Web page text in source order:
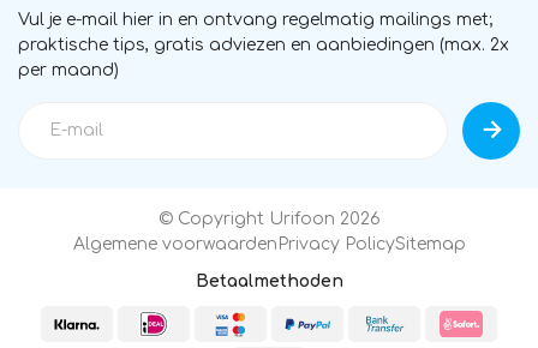
Vul je e-mail hier in en ontvang regelmatig mailings met;
praktische tips, gratis adviezen en aanbiedingen (max. 2x
per maand)
© Copyright Urifoon 2026
Algemene voorwaarden Privacy PolicySitemap
Betaalmethoden